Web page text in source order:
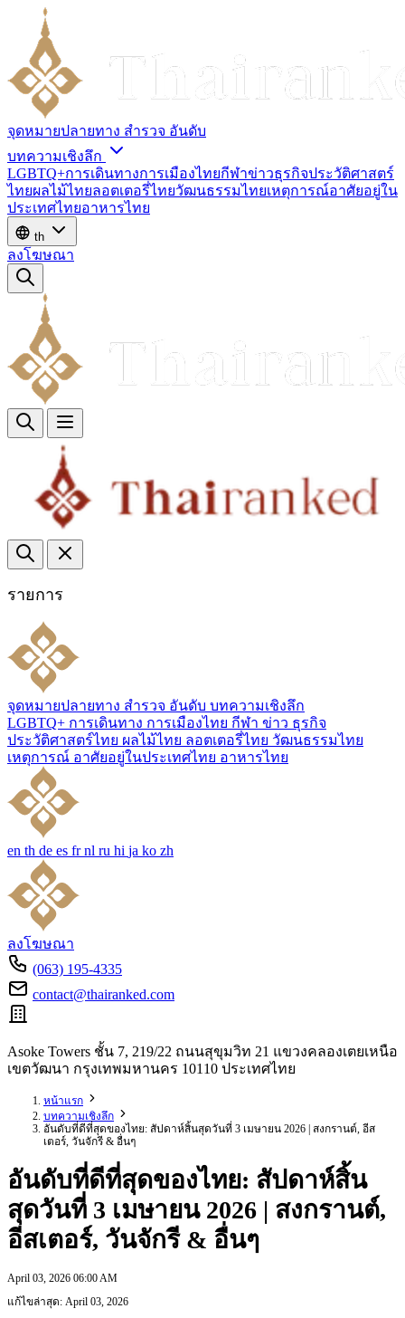
จุดหมายปลายทาง สำรวจ อันดับ
บทความเชิงลึก
LGBTQ+การเดินทางการเมืองไทยกีฬาข่าวธุรกิจประวัติศาสตร์
ไทยผลไม้ไทยลอตเตอรี่ไทยวัฒนธรรมไทยเหตุการณ์อาศัยอยู่ใน
ประเทศไทยอาหารไทย
th
ลงโฆษณา
รายการ
จุดหมายปลายทาง สำรวจ อันดับ บทความเชิงลึก
LGBTQ+ การเดินทาง การเมืองไทย กีฬา ข่าว ธุรกิจ
ประวัติศาสตร์ไทย ผลไม้ไทย ลอตเตอรี่ไทย วัฒนธรรมไทย
เหตุการณ์ อาศัยอยู่ในประเทศไทย อาหารไทย
en th de es fr nl ru hi ja ko zh
ลงโฆษณา
(063) 195-4335
contact@thairanked.com
Asoke Towers ชั้น 7, 219/22 ถนนสุขุมวิท 21 แขวงคลองเตยเหนือ
เขตวัฒนา กรุงเทพมหานคร 10110 ประเทศไทย
หน้าแรก
บทความเชิงลึก
อันดับที่ดีที่สุดของไทย: สัปดาห์สิ้นสุดวันที่ 3 เมษายน 2026 | สงกรานต์, อีส
เตอร์, วันจักรี & อื่นๆ
อันดับที่ดีที่สุดของไทย: สัปดาห์สิ้น
สุดวันที่ 3 เมษายน 2026 | สงกรานต์,
อีสเตอร์, วันจักรี & อื่นๆ
April 03, 2026 06:00 AM
แก้ไขล่าสุด: April 03, 2026